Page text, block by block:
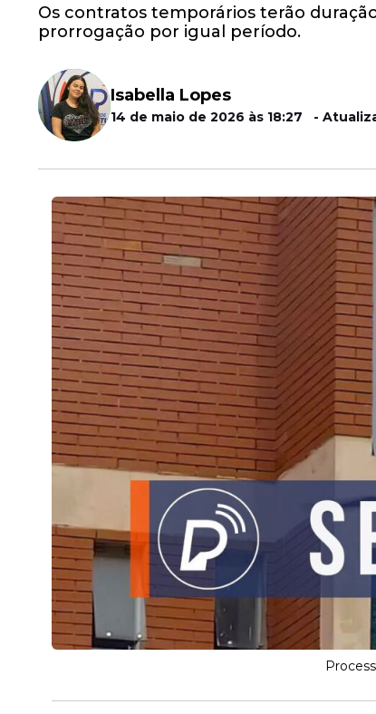
Os contratos temporários terão
prorrogação por igual período.
Isabella Lopes
14 de maio de 2026 às 18:27 -